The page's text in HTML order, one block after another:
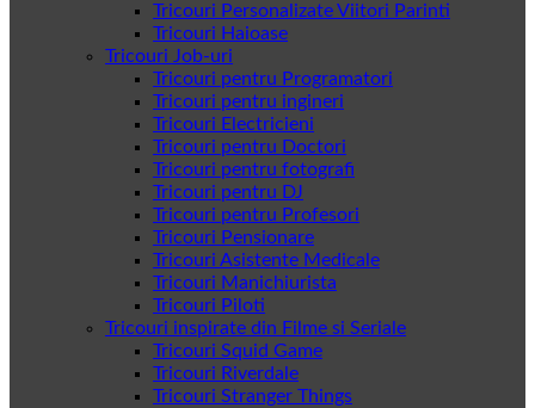
Tricouri Personalizate Viitori Parinti
Tricouri Haioase
Tricouri Job-uri
Tricouri pentru Programatori
Tricouri pentru ingineri
Tricouri Electricieni
Tricouri pentru Doctori
Tricouri pentru fotografi
Tricouri pentru DJ
Tricouri pentru Profesori
Tricouri Pensionare
Tricouri Asistente Medicale
Tricouri Manichiurista
Tricouri Piloti
Tricouri inspirate din Filme si Seriale
Tricouri Squid Game
Tricouri Riverdale
Tricouri Stranger Things